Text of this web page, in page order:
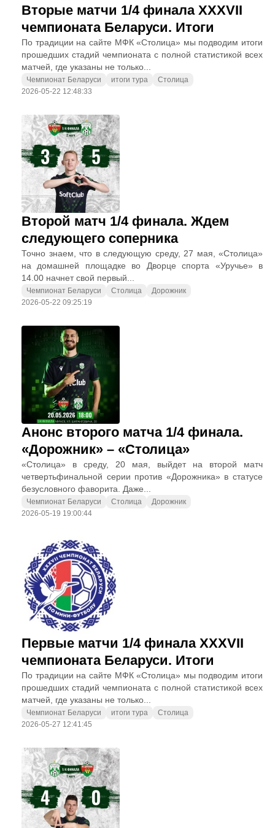
Вторые матчи 1/4 финала XXXVII
чемпионата Беларуси. Итоги
По традиции на сайте МФК «Столица» мы подводим итоги
прошедших стадий чемпионата с полной статистикой всех
матчей, где указаны не только...
Чемпионат Беларуси итоги тура
Столица
2026-05-22 12:48:33
Второй матч 1/4 финала. Ждем
следующего соперника
Точно знаем, что в следующую среду, 27 мая, «Столица»
на домашней площадке во Дворце спорта «Уручье» в
14.00 начнет свой первый...
Чемпионат Беларуси Столица
Дорожник
2026-05-22 09:25:19
Анонс второго матча 1/4 финала.
«Дорожник» – «Столица»
«Столица» в среду, 20 мая, выйдет на второй матч
четвертьфинальной серии против «Дорожника» в статусе
безусловного фаворита. Даже...
Чемпионат Беларуси Столица
Дорожник
2026-05-19 19:00:44
Первые матчи 1/4 финала XXXVII
чемпионата Беларуси. Итоги
По традиции на сайте МФК «Столица» мы подводим итоги
прошедших стадий чемпионата с полной статистикой всех
матчей, где указаны не только...
Чемпионат Беларуси итоги тура
Столица
2026-05-27 12:41:45